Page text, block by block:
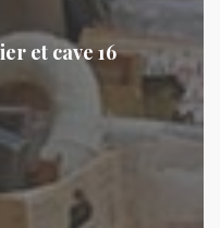
et cave 16